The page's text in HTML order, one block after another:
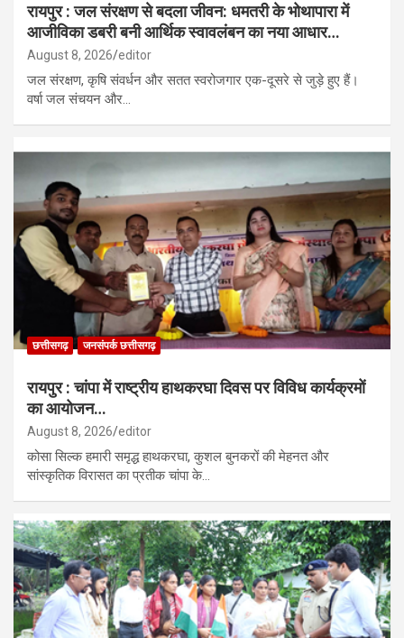
रायपुर : जल संरक्षण से बदला जीवन: धमतरी के भोथापारा में
आजीविका डबरी बनी आर्थिक स्वावलंबन का नया आधार…
August 8, 2026 editor
जल संरक्षण, कृषि संवर्धन और सतत स्वरोजगार एक-दूसरे से जुड़े हुए हैं।
वर्षा जल संचयन और…
छत्तीसगढ़ जनसंपर्क छत्तीसगढ़
रायपुर : चांपा में राष्ट्रीय हाथकरघा दिवस पर विविध कार्यक्रमों
का आयोजन…
August 8, 2026 editor
कोसा सिल्क हमारी समृद्ध हाथकरघा, कुशल बुनकरों की मेहनत और
सांस्कृतिक विरासत का प्रतीक चांपा के…